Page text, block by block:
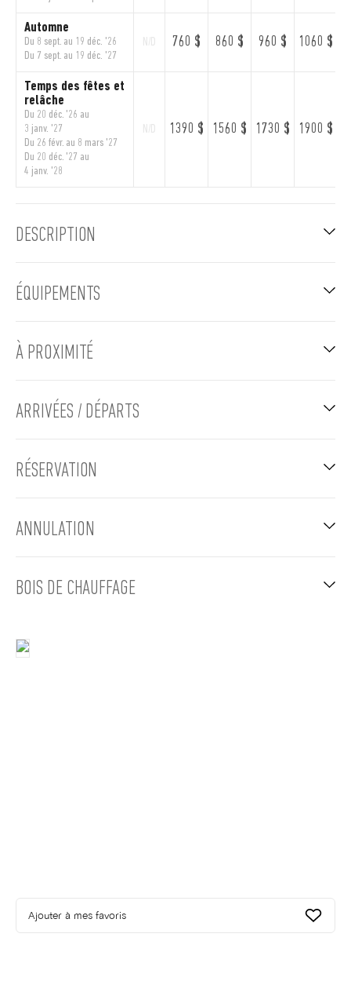
Automne
Du 8 sept. au 19 déc. '26
Du 7 sept. au 19 déc. '27
760 $ 860 $ 960 $ 1060 $
Temps des fêtes et
relâche
Du 20 déc. '26 au
3 janv. '27
Du 26 févr. au 8 mars '27
Du 20 déc. '27 au
4 janv. '28
1390 $ 1560 $ 1730 $ 1900 $
DESCRIPTION
ÉQUIPEMENTS
À PROXIMITÉ
ARRIVÉES / DÉPARTS
RÉSERVATION
ANNULATION
BOIS DE CHAUFFAGE
Ajouter à mes favoris